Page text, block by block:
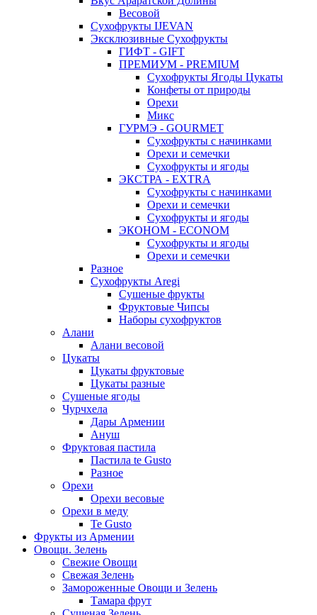
Весовой
Сухофрукты IJEVAN
Эксклюзивные Сухофрукты
ГИФТ - GIFT
ПРЕМИУМ - PREMIUM
Сухофрукты Ягоды Цукаты
Конфеты от природы
Орехи
Микс
ГУРМЭ - GOURMET
Сухофрукты с начинками
Орехи и семечки
Сухофрукты и ягоды
ЭКСТРА - EXTRA
Сухофрукты с начинками
Орехи и семечки
Сухофрукты и ягоды
ЭКОНОМ - ECONOM
Сухофрукты и ягоды
Орехи и семечки
Разное
Сухофрукты Aregi
Сушеные фрукты
Фруктовые Чипсы
Наборы сухофруктов
Алани
Алани весовой
Цукаты
Цукаты фруктовые
Цукаты разные
Сушеные ягоды
Чурчхела
Дары Армении
Ануш
Фруктовая пастила
Пастила te Gusto
Разное
Орехи
Орехи весовые
Орехи в меду
Te Gusto
Фрукты из Армении
Овощи. Зелень
Свежие Овощи
Свежая Зелень
Замороженные Овощи и Зелень
Тамара фрут